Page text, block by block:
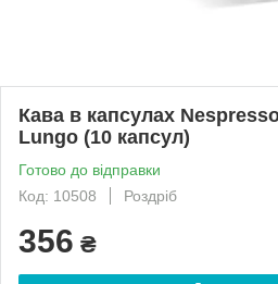
Кава в капсулах
Lungo (10 капсул)
Готово до відправки
Код: 10508
Роздріб
356 ₴